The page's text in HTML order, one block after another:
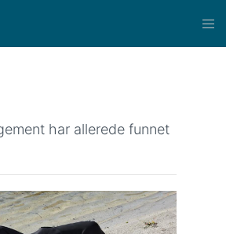
har allerede funnet